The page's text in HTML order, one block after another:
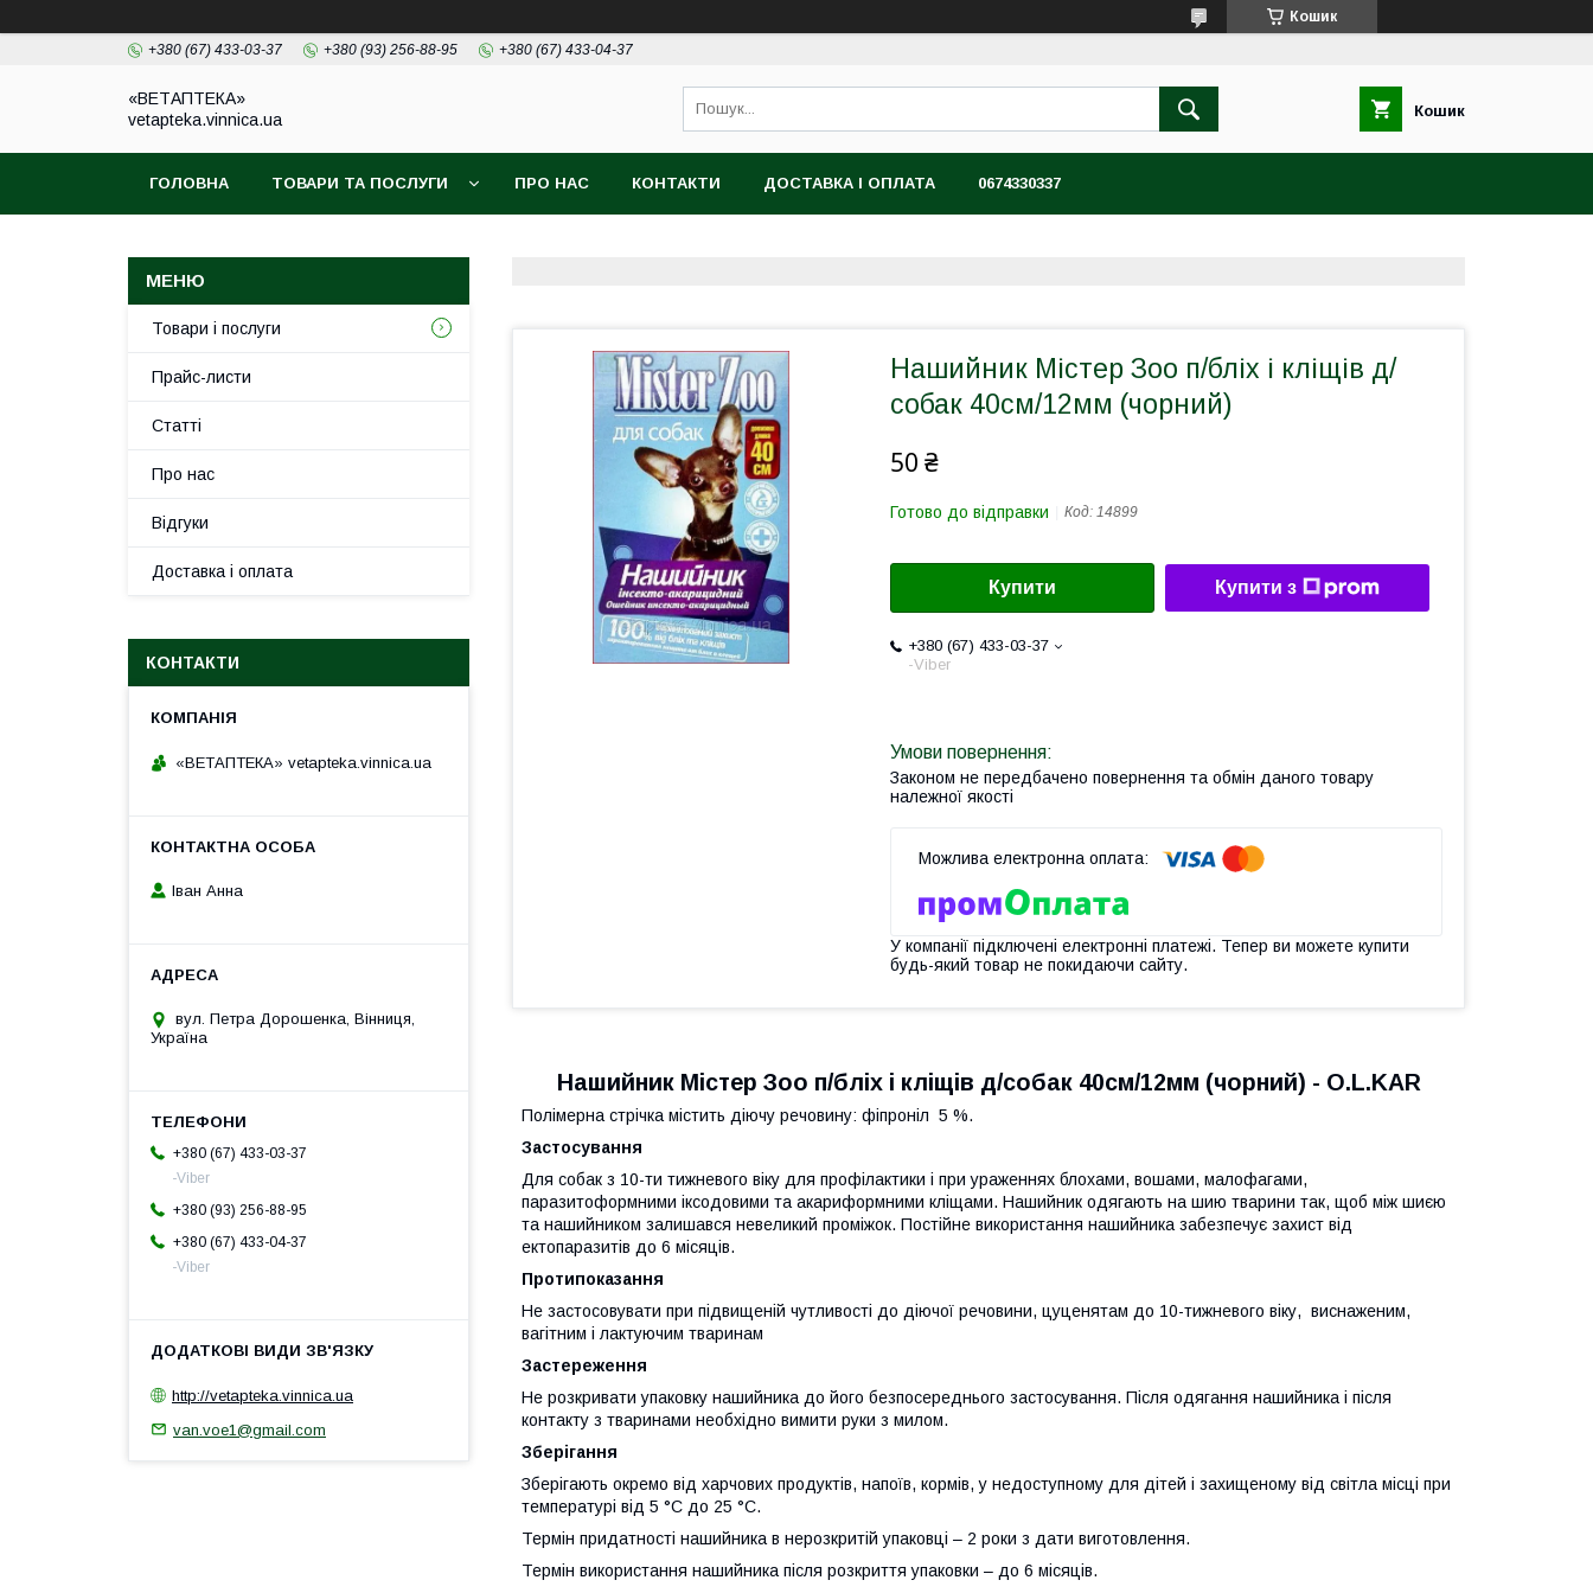
Кошик
+380 (67) 433-03-37 +380 (93) 256-88-95 +380 (67) 433-04-37
«ВЕТАПТЕКА»
vetapteka.vinnica.ua
Кошик
ГОЛОВНА ТОВАРИ ТА ПОСЛУГИ ПРО НАС КОНТАКТИ ДОСТАВКА І ОПЛАТА 0674330337
Нашийник Містер Зоо п/бліх і кліщів д/
собак 40см/12мм (чорний)
50 ₴
Готово до відправки Код: 14899
Купити Купити з
+380 (67) 433-03-37
-Viber
Законом не передбачено повернення та обмін даного товару
належної якості
У компанії підключені електронні платежі. Тепер ви можете купити
будь-який товар не покидаючи сайту.
Нашийник Містер Зоо п/бліх і кліщів д/собак 40см/12мм (чорний) - O.L.KAR
Полімерна стрічка містить діючу речовину: фіпроніл 5 %.
Застосування
Для собак з 10-ти тижневого віку для профілактики і при ураженнях блохами, вошами, малофагами,
паразитоформними іксодовими та акариформними кліщами. Нашийник одягають на шию тварини так, щоб між шиєю
та нашийником залишався невеликий проміжок. Постійне використання нашийника забезпечує захист від
ектопаразитів до 6 місяців.
Протипоказання
Не застосовувати при підвищеній чутливості до діючої речовини, цуценятам до 10-тижневого віку, виснаженим,
вагітним і лактуючим тваринам
Застереження
Не розкривати упаковку нашийника до його безпосереднього застосування. Після одягання нашийника і після
контакту з тваринами необхідно вимити руки з милом.
Зберігання
Зберігають окремо від харчових продуктів, напоїв, кормів, у недоступному для дітей і захищеному від світла місці при
температурі від 5 °С до 25 °С.
Термін придатності нашийника в нерозкритій упаковці – 2 роки з дати виготовлення.
Термін використання нашийника після розкриття упаковки – до 6 місяців.
Товари і послуги
Прайс-листи
Статті
Про нас
Відгуки
Доставка і оплата
КОНТАКТИ
«ВЕТАПТЕКА» vetapteka.vinnica.ua
Іван Анна
вул. Петра Дорошенка, Вінниця,
Україна
+380 (67) 433-03-37
-Viber
+380 (93) 256-88-95
+380 (67) 433-04-37
-Viber
http://vetapteka.vinnica.ua
van.voe1@gmail.com